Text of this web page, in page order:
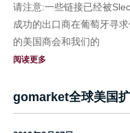
请注意:一些链接已经被
成功的出口商在葡萄牙寻
的美国商会和我们的
阅读更多
gomarket全球美国